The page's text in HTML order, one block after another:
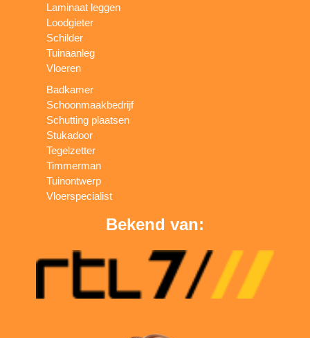
Laminaat leggen
Loodgieter
Schilder
Tuinaanleg
Vloeren
Badkamer
Schoonmaakbedrijf
Schutting plaatsen
Stukadoor
Tegelzetter
Timmerman
Tuinontwerp
Vloerspecialist
Bekend van: